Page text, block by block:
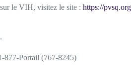
le VIH, visitez le site : https://pvsq.org
877-Portail (767-8245)